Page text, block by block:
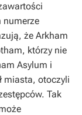
numerze
że Arkham
którzy nie
Asylum i
miasta, otoczyli
Tak